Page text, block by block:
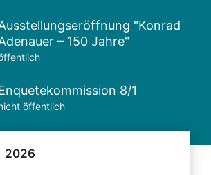
"Konrad
– 150 Jahre"
8/1
öffentlich
2026